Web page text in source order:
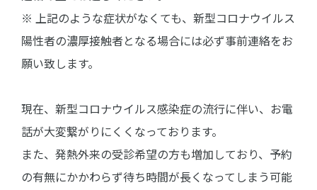
※ 上記のような症状がなくても、新型コロナウイルス
陽性者の濃厚接触者となる場合には必ず事前連絡をお
願い致します。
現在、新型コロナウイルス感染症の流行に伴い、お電
話が大変繋がりにくくなっております。
また、発熱外来の受診希望の方も増加しており、予約
の有無にかかわらず待ち時間が長くなってしまう可能